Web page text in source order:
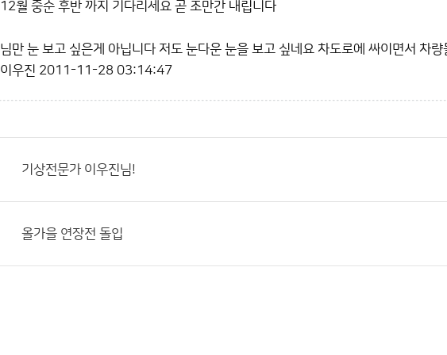
12월 중순 후반 까지 기다리세요 곧 조만간 내립니다
님만 눈 보고 싶은게 아닙니다 저도 눈다운 눈을 보고 싶네요 차도로에 싸이면서 차
이우진 2011-11-28 03:14:47
기상전문가 이우진님!
올가을 연장전 돌입